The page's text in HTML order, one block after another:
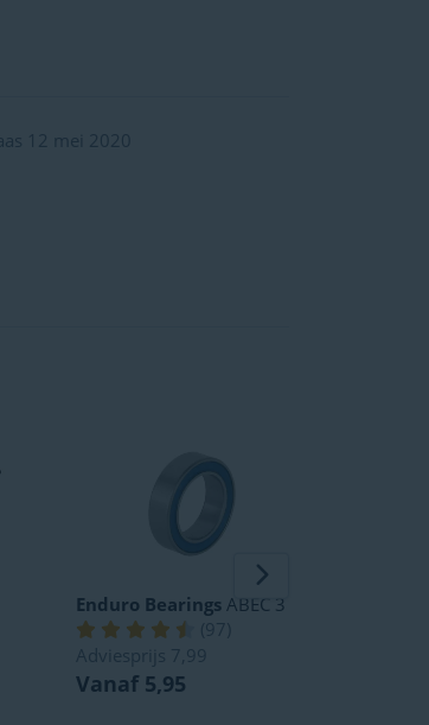
12 mei 2020
Enduro Bearings ABEC 3
(97
Adviesprijs 7,99
Vanaf 5,95